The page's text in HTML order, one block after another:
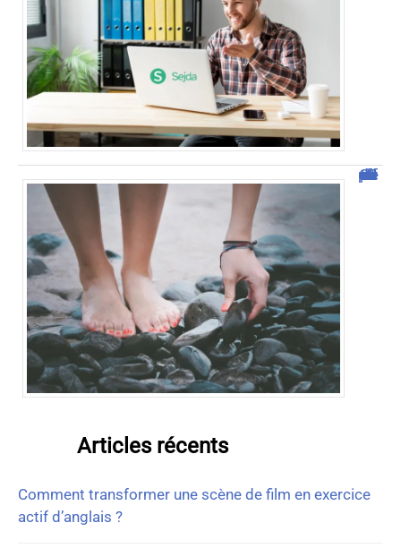
Comment vendre des photos de ses pieds efficacement ?
Articles récents
Comment transformer une scène de film en exercice
actif d’anglais ?